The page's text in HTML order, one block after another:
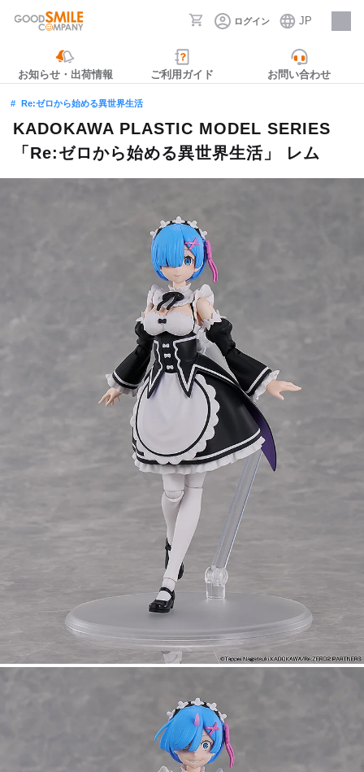
ログイン JP
採用情報
お知らせ・出荷情報 ご利用ガイド お問い合わせ
Re:ゼロから始める異世界生活
KADOKAWA PLASTIC MODEL SERIES
「Re:ゼロから始める異世界生活」 レム